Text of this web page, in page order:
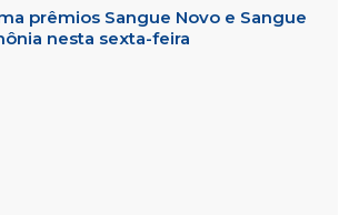
prêmios Sangue Novo e Sangue
nesta sexta-feira